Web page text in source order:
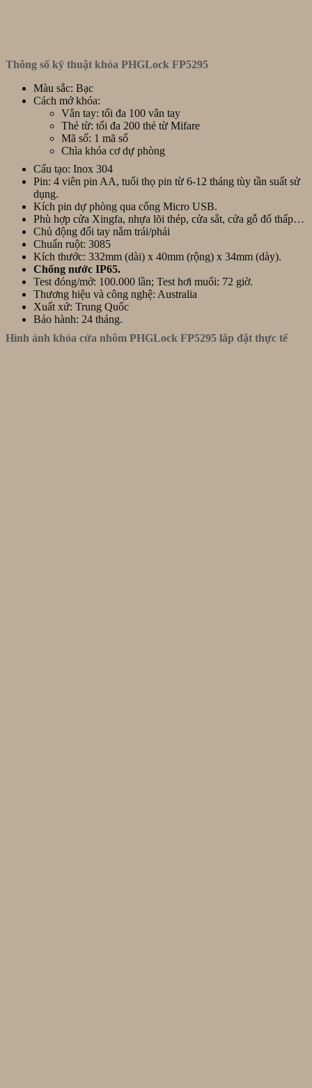
Thông số kỹ thuật khóa PHGLock FP5295
Màu sắc: Bạc
Cách mở khóa:
Vân tay: tối đa 100 vân tay
Thẻ từ: tối đa 200 thẻ từ Mifare
Mã số: 1 mã số
Chìa khóa cơ dự phòng
Cấu tạo: Inox 304
Pin: 4 viên pin AA, tuổi thọ pin từ 6-12 tháng tùy tần suất sử
dụng.
Kích pin dự phòng qua cổng Micro USB.
Phù hợp cửa Xingfa, nhựa lõi thép, cửa sắt, cửa gỗ đố thấp…
Chủ động đổi tay nắm trái/phải
Chuẩn ruột: 3085
Kích thước: 332mm (dài) x 40mm (rộng) x 34mm (dày).
Chống nước IP65.
Test đóng/mở: 100.000 lần; Test hơi muối: 72 giờ.
Thương hiệu và công nghệ: Australia
Xuất xứ: Trung Quốc
Bảo hành: 24 tháng.
Hình ảnh khóa cửa nhôm PHGLock FP5295 lắp đặt thực tế